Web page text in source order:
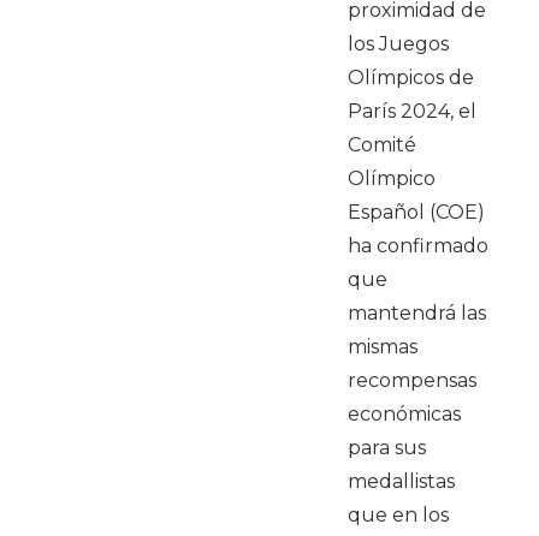
proximidad de
los Juegos
Olímpicos de
París 2024, el
Comité
Olímpico
Español (COE)
ha confirmado
que
mantendrá las
mismas
recompensas
económicas
para sus
medallistas
que en los